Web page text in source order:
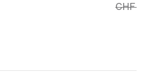
price
CHF 52.00
CHF 52.00